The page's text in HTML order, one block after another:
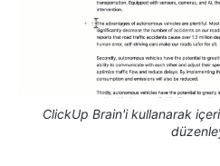
ClickUp Brain'i kullanarak